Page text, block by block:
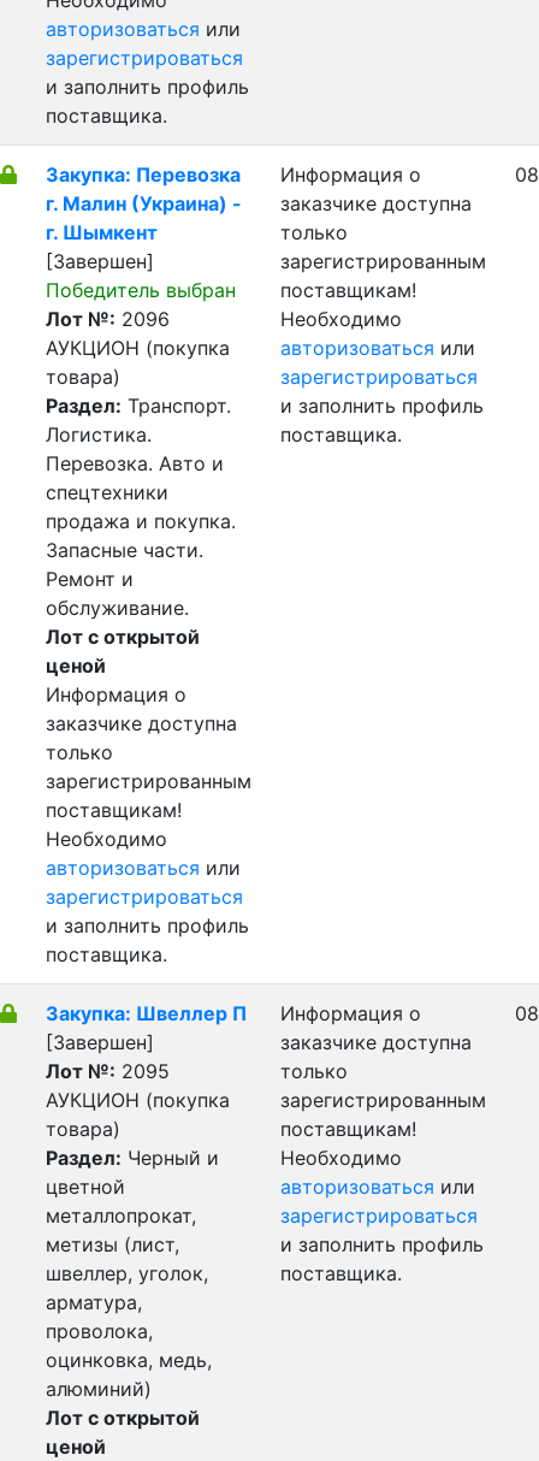
авторизоваться или
зарегистрироваться
и заполнить профиль
поставщика.
Закупка: Перевозка
г. Малин (Украина) -
г. Шымкент
[Завершен]
Победитель выбран
Лот №: 2096
АУКЦИОН (покупка
товара)
Раздел: Транспорт.
Логистика.
Перевозка. Авто и
спецтехники
продажа и покупка.
Запасные части.
Ремонт и
обслуживание.
Лот с открытой
ценой
Информация о
заказчике доступна
только
зарегистрированным
поставщикам!
Необходимо
авторизоваться или
зарегистрироваться
и заполнить профиль
поставщика.
Информация о
заказчике доступна
только
зарегистрированным
поставщикам!
Необходимо
авторизоваться или
зарегистрироваться
и заполнить профиль
поставщика.
Закупка: Швеллер П
[Завершен]
Лот №: 2095
АУКЦИОН (покупка
товара)
Раздел: Черный и
цветной
металлопрокат,
метизы (лист,
швеллер, уголок,
арматура,
проволока,
оцинковка, медь,
алюминий)
Лот с открытой
ценой
Информация о
заказчике доступна
только
зарегистрированным
поставщикам!
Необходимо
авторизоваться или
зарегистрироваться
и заполнить профиль
поставщика.